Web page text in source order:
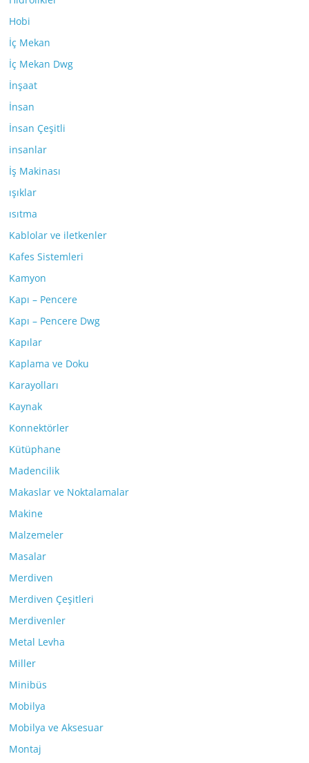
Hobi
İç Mekan
İç Mekan Dwg
İnşaat
İnsan
İnsan Çeşitli
insanlar
İş Makinası
ışıklar
ısıtma
Kablolar ve iletkenler
Kafes Sistemleri
Kamyon
Kapı – Pencere
Kapı – Pencere Dwg
Kapılar
Kaplama ve Doku
Karayolları
Kaynak
Konnektörler
Kütüphane
Madencilik
Makaslar ve Noktalamalar
Makine
Malzemeler
Masalar
Merdiven
Merdiven Çeşitleri
Merdivenler
Metal Levha
Miller
Minibüs
Mobilya
Mobilya ve Aksesuar
Montaj